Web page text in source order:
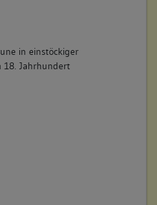
in einstöckiger
18. Jahrhundert